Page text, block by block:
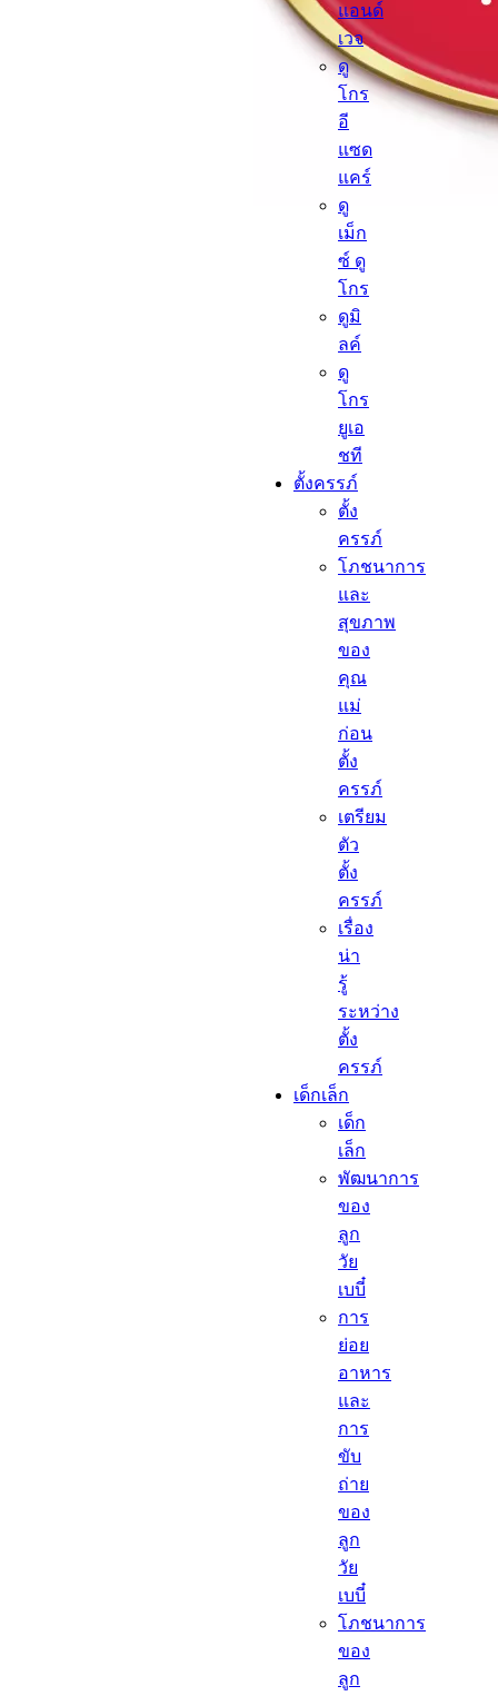
แอนด์
เวจ
ดู
โกร
อี
แซด
แคร์
ดู
เม็ก
ซ์ ดู
โกร
ดูมิ
ลค์
ดู
โกร
ยูเอ
ชที
ตั้งครรภ์​
ตั้ง
ครรภ์​
โภชนาการ
และ
สุขภาพ
ของ
คุณ
แม่
ก่อน
ตั้ง
ครรภ์
เตรียม
ตัว
ตั้ง
ครรภ์
เรื่อง
น่า
รู้
ระหว่าง
ตั้ง
ครรภ์
เด็กเล็ก​
เด็ก
เล็ก​
พัฒนาการ
ของ
ลูก
วัย
เบบี๋
การ
ย่อย
อาหาร
และ
การ
ขับ
ถ่าย
ของ
ลูก
วัย
เบบี๋
โภชนาการ
ของ
ลูก